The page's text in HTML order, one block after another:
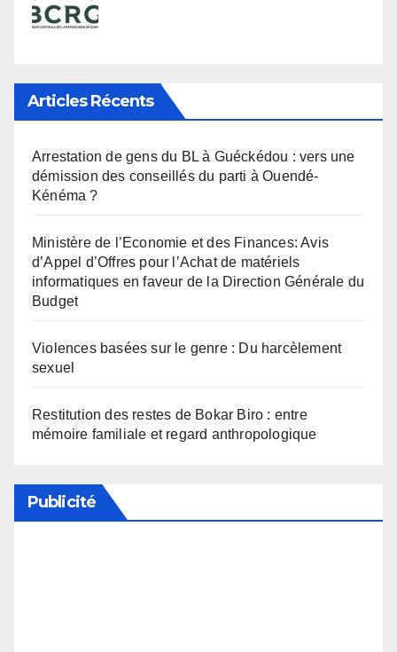
Articles Récents
Arrestation de gens du BL à Guéckédou : vers une
démission des conseillés du parti à Ouendé-
Kénéma ?
Ministère de l’Economie et des Finances: Avis
d’Appel d’Offres pour l’Achat de matériels
informatiques en faveur de la Direction Générale du
Budget
Violences basées sur le genre : Du harcèlement
sexuel
Restitution des restes de Bokar Biro : entre
mémoire familiale et regard anthropologique
Publicité